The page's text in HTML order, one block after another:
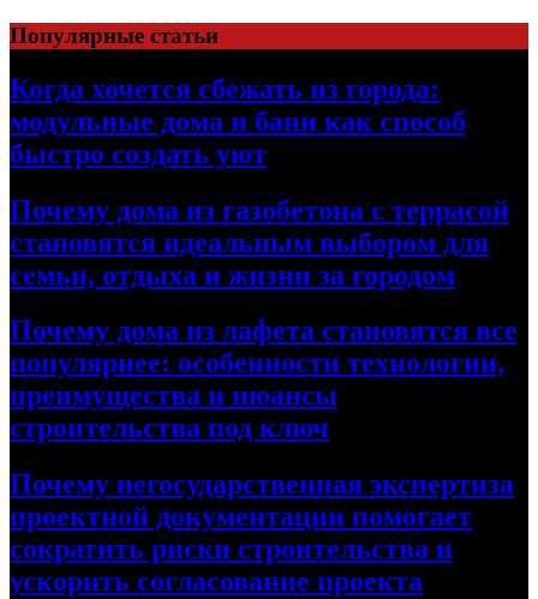
Перейти
к
содержимому
Популярные статьи
Когда хочется сбежать из города:
модульные дома и бани как способ
быстро создать уют
Почему дома из газобетона с террасой
становятся идеальным выбором для
семьи, отдыха и жизни за городом
Почему дома из лафета становятся все
популярнее: особенности технологии,
преимущества и нюансы
строительства под ключ
Почему негосударственная экспертиза
проектной документации помогает
сократить риски строительства и
ускорить согласование проекта